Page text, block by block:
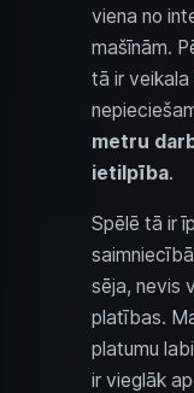
viena no
mašīnām.
tā ir
metru
ietilpība.
Spēlē tā ir
sēja, nevis
platības.
platumu
ir vieglāk